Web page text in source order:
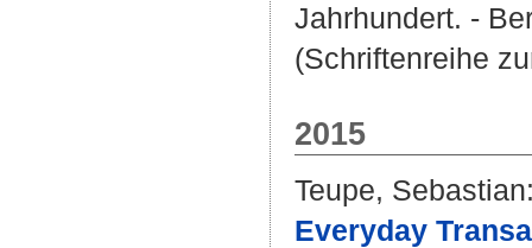
Jahrhundert. -
(Schriftenreihe
2015
Teupe, Sebastian
Everyday